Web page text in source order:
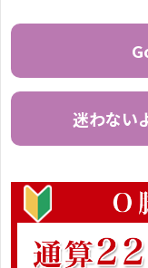
自分のO脚
2023年3月
O脚が改善
くなりました
2023年3月
３～４年X
2023年3月
迷わない